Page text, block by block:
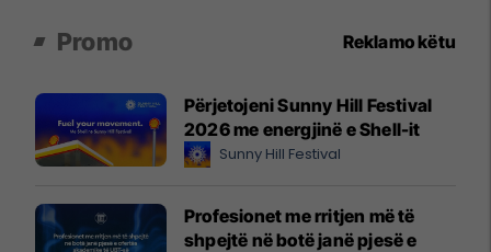
Promo Reklamo këtu
Përjetojeni Sunny Hill Festival
2026 me energjinë e Shell-it
Sunny Hill Festival
Profesionet me rritjen më të
shpejtë në botë janë pjesë e